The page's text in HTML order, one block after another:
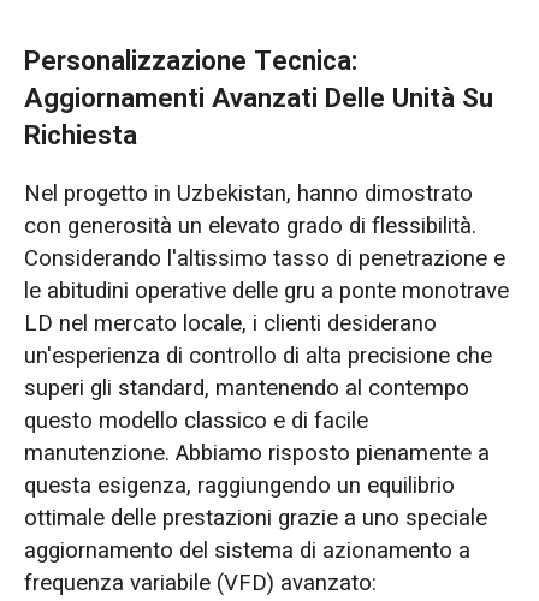
Personalizzazione Tecnica:
Aggiornamenti Avanzati Delle Unità Su
Richiesta
Nel progetto in Uzbekistan, hanno dimostrato
con generosità un elevato grado di flessibilità.
Considerando l'altissimo tasso di penetrazione e
le abitudini operative delle gru a ponte monotrave
LD nel mercato locale, i clienti desiderano
un'esperienza di controllo di alta precisione che
superi gli standard, mantenendo al contempo
questo modello classico e di facile
manutenzione. Abbiamo risposto pienamente a
questa esigenza, raggiungendo un equilibrio
ottimale delle prestazioni grazie a uno speciale
aggiornamento del sistema di azionamento a
frequenza variabile (VFD) avanzato: